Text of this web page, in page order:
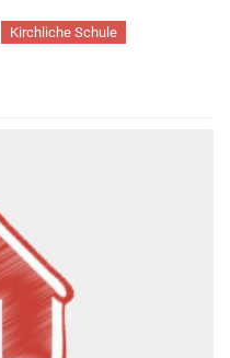
Kirchliche Schule